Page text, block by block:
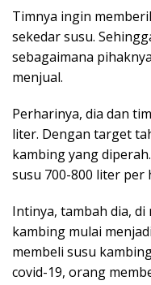
Timnya ingin
sekedar susu.
sebagaimana
menjual.
Perharinya, dia dan
liter. Dengan target
kambing yang
susu 700-800 liter per
Intinya, tambah dia,
kambing mulai
membeli susu
covid-19, orang